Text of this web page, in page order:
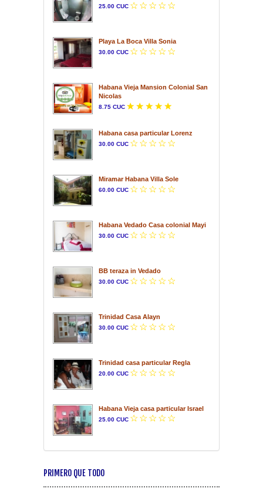
25.00 CUC
Playa La Boca Villa Sonia
30.00 CUC
Habana Vieja Mansion Colonial San
Nicolas
8.75 CUC
Habana casa particular Lorenz
30.00 CUC
Miramar Habana Villa Sole
60.00 CUC
Habana Vedado Casa colonial Mayi
30.00 CUC
BB teraza in Vedado
30.00 CUC
Trinidad Casa Alayn
30.00 CUC
Trinidad casa particular Regla
20.00 CUC
Habana Vieja casa particular Israel
25.00 CUC
PRIMERO QUE TODO